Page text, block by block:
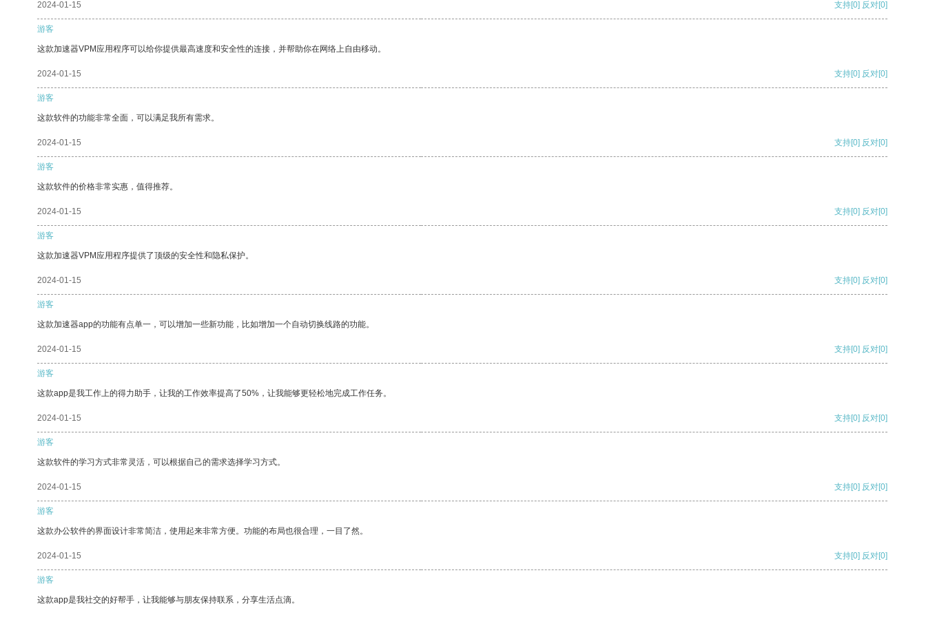
2024-01-15 支持[0] 反对[0]
游客
这款加速器VPM应用程序可以给你提供最高速度和安全性的连接，并帮助你在网络上自由移动。
2024-01-15 支持[0] 反对[0]
游客
这款软件的功能非常全面，可以满足我所有需求。
2024-01-15 支持[0] 反对[0]
游客
这款软件的价格非常实惠，值得推荐。
2024-01-15 支持[0] 反对[0]
游客
这款加速器VPM应用程序提供了顶级的安全性和隐私保护。
2024-01-15 支持[0] 反对[0]
游客
这款加速器app的功能有点单一，可以增加一些新功能，比如增加一个自动切换线路的功能。
2024-01-15 支持[0] 反对[0]
游客
这款app是我工作上的得力助手，让我的工作效率提高了50%，让我能够更轻松地完成工作任务。
2024-01-15 支持[0] 反对[0]
游客
这款软件的学习方式非常灵活，可以根据自己的需求选择学习方式。
2024-01-15 支持[0] 反对[0]
游客
这款办公软件的界面设计非常简洁，使用起来非常方便。功能的布局也很合理，一目了然。
2024-01-15 支持[0] 反对[0]
游客
这款app是我社交的好帮手，让我能够与朋友保持联系，分享生活点滴。